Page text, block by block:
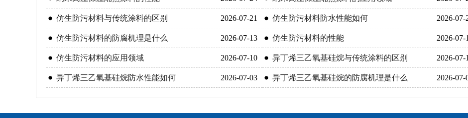
仿生防污材料与传统涂料的区别 2026-07-21 仿生防污材料防水性能如何 2026-07-
仿生防污材料的防腐机理是什么 2026-07-13 仿生防污材料的性能 2026-07-
仿生防污材料的应用领域 2026-07-10 异丁烯三乙氧基硅烷与传统涂料的区别 2026-07-
异丁烯三乙氧基硅烷防水性能如何 2026-07-03 异丁烯三乙氧基硅烷的防腐机理是什么 2026-07-